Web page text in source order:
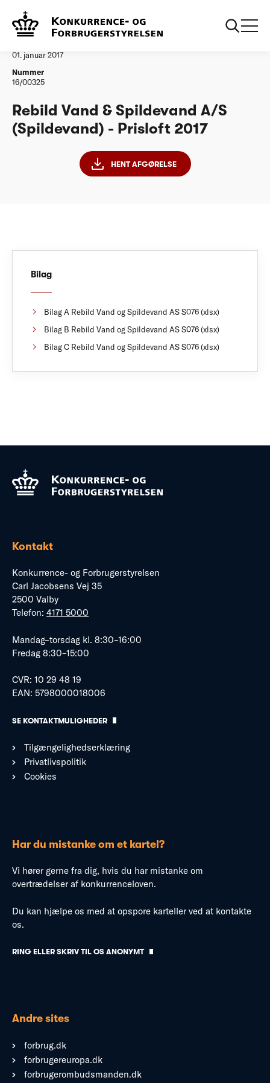
Vandtilsyn
01. januar 2017
Nummer
16/00325
Rebild Vand & Spildevand A/S
(Spildevand) - Prisloft 2017
HENT AFGØRELSE
Bilag
Bilag A Rebild Vand og Spildevand AS S076 (xlsx)
Bilag B Rebild Vand og Spildevand AS S076 (xlsx)
Bilag C Rebild Vand og Spildevand AS S076 (xlsx)
Kontakt
Konkurrence- og Forbrugerstyrelsen
Carl Jacobsens Vej 35
2500 Valby
Telefon: 4171 5000
Mandag–torsdag kl. 8:30–16:00
Fredag 8:30–15:00
CVR: 10 29 48 19
EAN: 5798000018006
SE KONTAKTMULIGHEDER
Tilgængelighedserklæring
Privatlivspolitik
Cookies
Har du mistanke om et kartel?
Vi hører gerne fra dig, hvis du har mistanke om
overtrædelser af konkurrenceloven.
Du kan hjælpe os med at opspore karteller ved at kontakte
os.
RING ELLER SKRIV TIL OS ANONYMT
Andre sites
forbrug.dk
forbrugereuropa.dk
forbrugerombudsmanden.dk